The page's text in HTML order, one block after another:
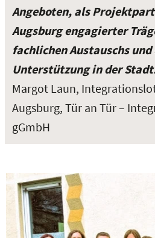
Angeboten, als
Augsburg engagierter
fachlichen Austauschs
Unterstützung in der
Margot Laun,
Augsburg, Tür an Tür –
gGmbH